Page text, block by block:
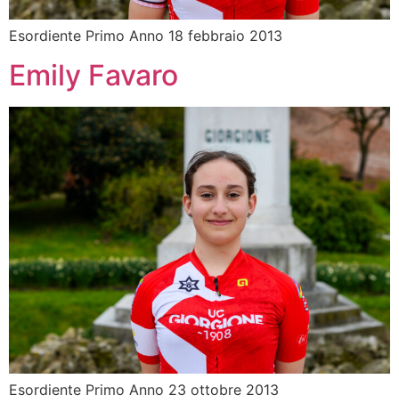
Esordiente Primo Anno 18 febbraio 2013
Emily Favaro
Esordiente Primo Anno 23 ottobre 2013